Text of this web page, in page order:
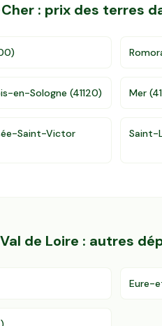
: prix des terres
)
en-Sologne (41120) Mer (
Saint-Victor
Saint-
de Loire : autres
Eure-